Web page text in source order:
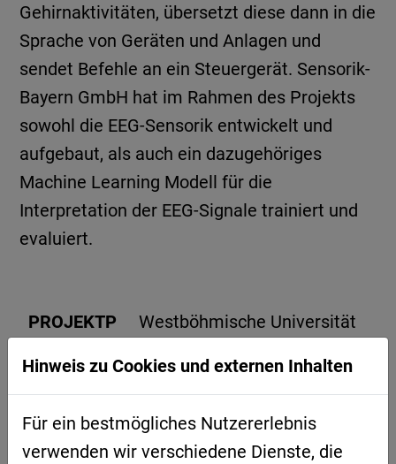
Gehirnaktivitäten, übersetzt diese dann in die
Sprache von Geräten und Anlagen und
sendet Befehle an ein Steuergerät. Sensorik-
Bayern GmbH hat im Rahmen des Projekts
sowohl die EEG-Sensorik entwickelt und
aufgebaut, als auch ein dazugehöriges
Machine Learning Modell für die
Interpretation der EEG-Signale trainiert und
evaluiert.
PROJEKTP
Westböhmische Universität
GmbH, Strategische
ANSPRECH
Matthias
Hinweis zu Cookies und externen Inhalten
Für ein bestmögliches Nutzererlebnis
verwenden wir verschiedene Dienste, die